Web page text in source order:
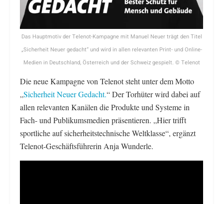
Das Hauptmotiv der Telenot-Kampagne mit Manuel Neuer trägt den Titel
„Sicherheit Neuer gedacht“ und wird in allen relevanten Print- und Online-
Medien in Deutschland, Österreich und der Schweiz gespielt. © Telenot
Die neue Kampagne von Telenot steht unter dem Motto
„Sicherheit Neuer Gedacht.“ Der Torhüter wird dabei auf
allen relevanten Kanälen die Produkte und Systeme in
Fach- und Publikumsmedien präsentieren. „Hier trifft
sportliche auf sicherheitstechnische Weltklasse“, ergänzt
Telenot-Geschäftsführerin Anja Wunderle.